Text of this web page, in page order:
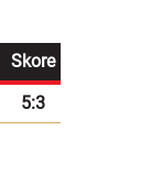
Skore
5:3